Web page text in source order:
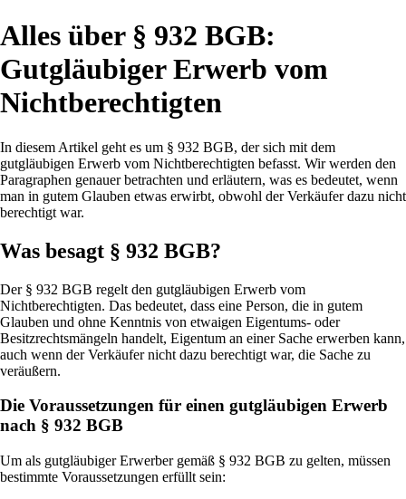
Alles über § 932 BGB:
Gutgläubiger Erwerb vom
Nichtberechtigten
In diesem Artikel geht es um § 932 BGB, der sich mit dem
gutgläubigen Erwerb vom Nichtberechtigten befasst. Wir werden den
Paragraphen genauer betrachten und erläutern, was es bedeutet, wenn
man in gutem Glauben etwas erwirbt, obwohl der Verkäufer dazu nicht
berechtigt war.
Was besagt § 932 BGB?
Der § 932 BGB regelt den gutgläubigen Erwerb vom
Nichtberechtigten. Das bedeutet, dass eine Person, die in gutem
Glauben und ohne Kenntnis von etwaigen Eigentums- oder
Besitzrechtsmängeln handelt, Eigentum an einer Sache erwerben kann,
auch wenn der Verkäufer nicht dazu berechtigt war, die Sache zu
veräußern.
Die Voraussetzungen für einen gutgläubigen Erwerb
nach § 932 BGB
Um als gutgläubiger Erwerber gemäß § 932 BGB zu gelten, müssen
bestimmte Voraussetzungen erfüllt sein: